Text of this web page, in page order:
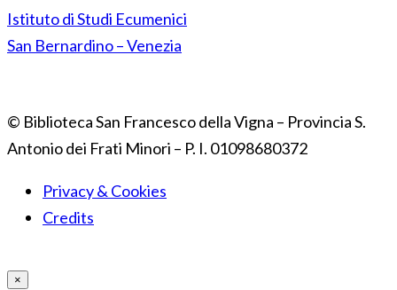
Istituto di Studi Ecumenici
San Bernardino – Venezia
© Biblioteca San Francesco della Vigna – Provincia S.
Antonio dei Frati Minori – P. I. 01098680372
Privacy & Cookies
Credits
×